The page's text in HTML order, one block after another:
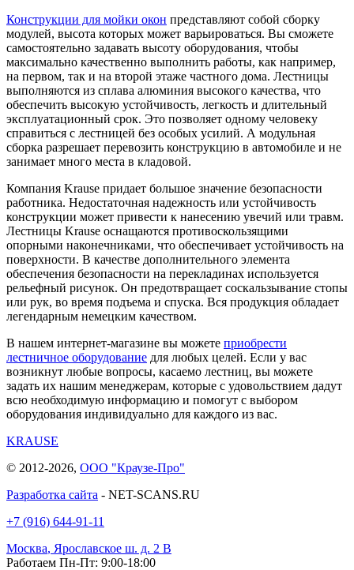
Конструкции для мойки окон представляют собой сборку
модулей, высота которых может варьироваться. Вы сможете
самостоятельно задавать высоту оборудования, чтобы
максимально качественно выполнить работы, как например,
на первом, так и на второй этаже частного дома. Лестницы
выполняются из сплава алюминия высокого качества, что
обеспечить высокую устойчивость, легкость и длительный
эксплуатационный срок. Это позволяет одному человеку
справиться с лестницей без особых усилий. А модульная
сборка разрешает перевозить конструкцию в автомобиле и не
занимает много места в кладовой.
Компания Krause придает большое значение безопасности
работника. Недостаточная надежность или устойчивость
конструкции может привести к нанесению увечий или травм.
Лестницы Krause оснащаются противоскользящими
опорными наконечниками, что обеспечивает устойчивость на
поверхности. В качестве дополнительного элемента
обеспечения безопасности на перекладинах используется
рельефный рисунок. Он предотвращает соскальзывание стопы
или рук, во время подъема и спуска. Вся продукция обладает
легендарным немецким качеством.
В нашем интернет-магазине вы можете приобрести
лестничное оборудование для любых целей. Если у вас
возникнут любые вопросы, касаемо лестниц, вы можете
задать их нашим менеджерам, которые с удовольствием дадут
всю необходимую информацию и помогут с выбором
оборудования индивидуально для каждого из вас.
KRAUSE
© 2012-2026, ООО "Краузе-Про"
Разработка сайта - NET-SCANS.RU
+7 (916) 644-91-11
Москва, Ярославское ш. д. 2 В
Работаем Пн-Пт: 9:00-18:00